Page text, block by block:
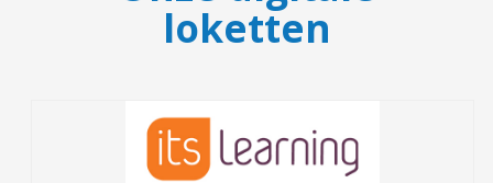
loketten